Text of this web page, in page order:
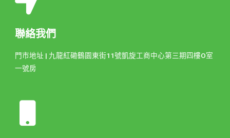
聯絡我們
門市地址 | 九龍紅磡鶴園東街11號凱旋工商中心第三期四樓O室
一號房